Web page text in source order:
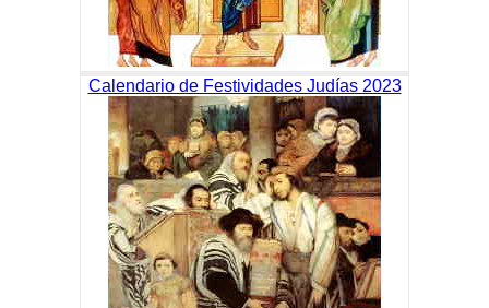
Calendario de Festividades Judías 2023